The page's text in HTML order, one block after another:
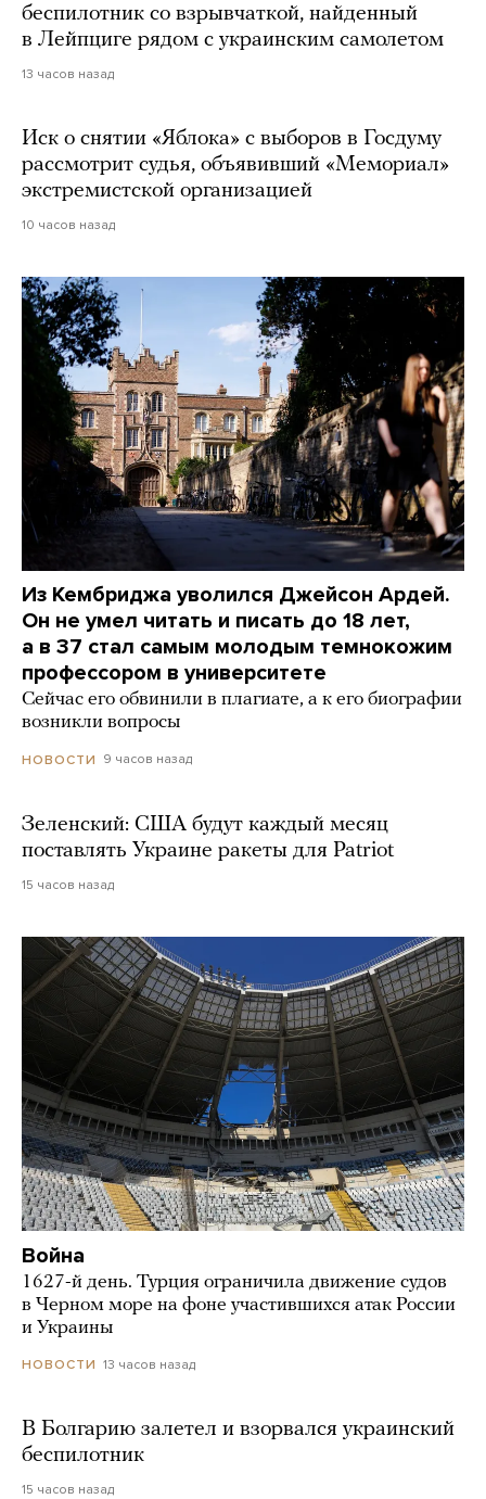
беспилотник со взрывчаткой, найденный
в Лейпциге рядом с украинским самолетом
13 часов назад
Иск о снятии «Яблока» с выборов в Госдуму
рассмотрит судья, объявивший «Мемориал»
экстремистской организацией
10 часов назад
Из Кембриджа уволился Джейсон Ардей.
Он не умел читать и писать до 18 лет,
а в 37 стал самым молодым темнокожим
профессором в университете
Сейчас его обвинили в плагиате, а к его биографии
возникли вопросы
НОВОСТИ 9 часов назад
Зеленский: США будут каждый месяц
поставлять Украине ракеты для Patriot
15 часов назад
Война
1627-й день. Турция ограничила движение судов
в Черном море на фоне участившихся атак России
и Украины
НОВОСТИ 13 часов назад
В Болгарию залетел и взорвался украинский
беспилотник
15 часов назад